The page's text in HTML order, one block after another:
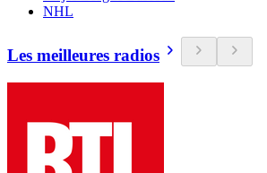
NHL
Les meilleures radios